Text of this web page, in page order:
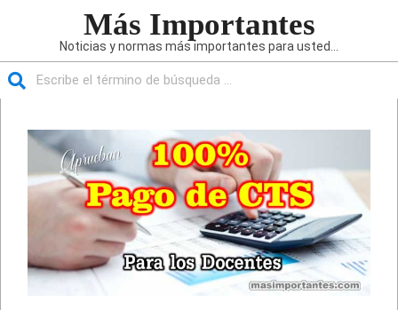
Más Importantes
Noticias y normas más importantes para usted...
navegación
principal